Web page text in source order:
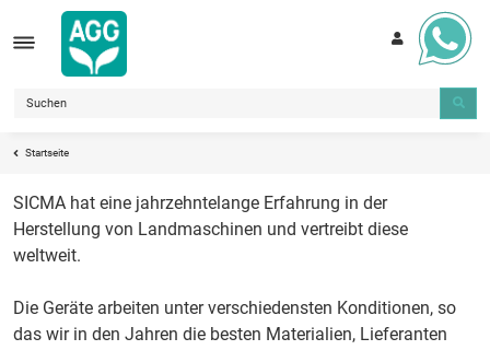
Startseite
SICMA hat eine jahrzehntelange Erfahrung in der
Herstellung von Landmaschinen und vertreibt diese
weltweit.
Die Geräte arbeiten unter verschiedensten Konditionen, so
das wir in den Jahren die besten Materialien, Lieferanten